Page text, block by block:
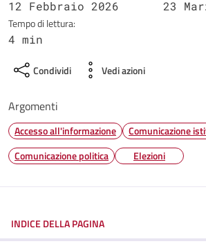
12 Febbraio 2026
23
Tempo di lettura:
4 min
Condividi Vedi azioni
Argomenti
Accesso all'informazione
Comunicazione
Comunicazione politica
Elezioni
INDICE DELLA PAGINA